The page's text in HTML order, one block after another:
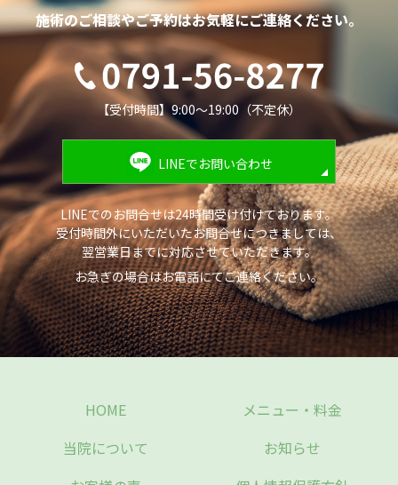
施術のご相談やご予約はお気軽にご連絡ください。
【受付時間】9:00～19:00（不定休）
LINEでお問い合わせ
LINEでのお問合せは24時間受け付けております。
受付時間外にいただいたお問合せにつきましては、
翌営業日までに対応させていただきます。
お急ぎの場合はお電話にてご連絡ください。
HOME
メニュー・料金
当院について
お知らせ